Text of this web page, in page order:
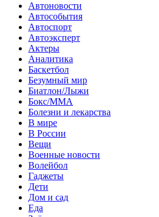
Автоновости
Автособытия
Автоспорт
Автоэксперт
Актеры
Аналитика
Баскетбол
Безумный мир
Биатлон/Лыжи
Бокс/MMA
Болезни и лекарства
В мире
В России
Вещи
Военные новости
Волейбол
Гаджеты
Дети
Дом и сад
Еда